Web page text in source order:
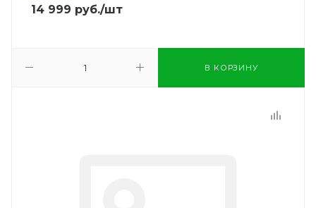
14 999 руб./шт
В КОРЗИНУ